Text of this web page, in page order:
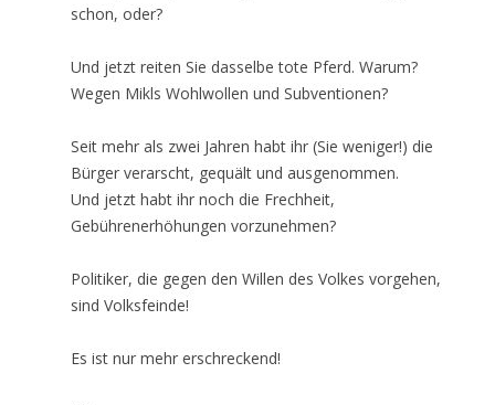
schon, oder?
Und jetzt reiten Sie dasselbe tote Pferd. Warum?
Wegen Mikls Wohlwollen und Subventionen?
Seit mehr als zwei Jahren habt ihr (Sie weniger!) die
Bürger verarscht, gequält und ausgenommen.
Und jetzt habt ihr noch die Frechheit,
Gebührenerhöhungen vorzunehmen?
Politiker, die gegen den Willen des Volkes vorgehen,
sind Volksfeinde!
Es ist nur mehr erschreckend!